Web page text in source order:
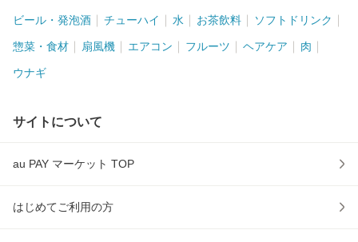
ビール・発泡酒 チューハイ 水 お茶飲料 ソフトドリンク
惣菜・食材 扇風機 エアコン フルーツ ヘアケア 肉
ウナギ
サイトについて
au PAY マーケット TOP
はじめてご利用の方